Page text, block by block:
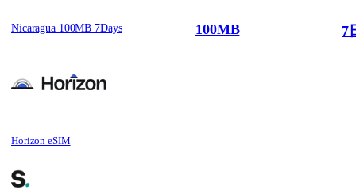
Nicaragua 100MB 7Days
Horizon eSIM
100MB 7